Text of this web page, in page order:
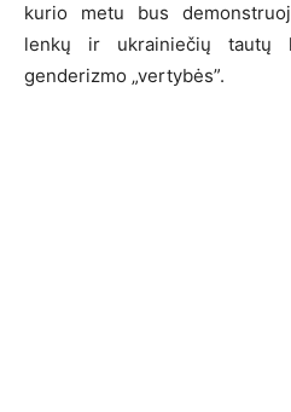
kurio metu bus
lenkų ir ukrainiečių tautų
genderizmo „vertybės”.